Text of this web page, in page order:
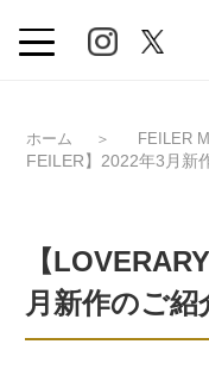
ホーム ＞ FEILER
FEILER】2022年3月新
【
月新作のご紹